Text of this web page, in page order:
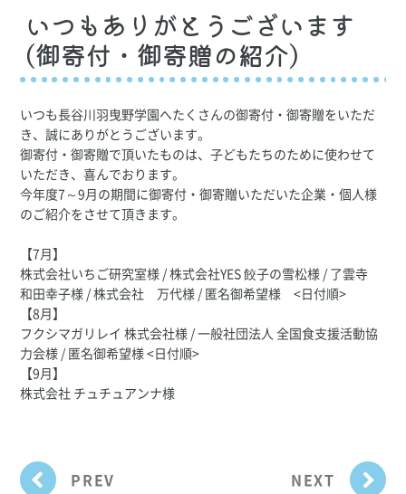
いつもありがとうございます
(御寄付・御寄贈の紹介)
いつも長谷川羽曳野学園へたくさんの御寄付・御寄贈をいただ
き、誠にありがとうございます。
御寄付・御寄贈で頂いたものは、子どもたちのために使わせて
いただき、喜んでおります。
今年度7～9月の期間に御寄付・御寄贈いただいた企業・個人様
のご紹介をさせて頂きます。
【7月】
株式会社いちご研究室様 / 株式会社YES 餃子の雪松様 / 了雲寺
和田幸子様 / 株式会社 万代様 / 匿名御希望様 <日付順>
【8月】
フクシマガリレイ 株式会社様 / 一般社団法人 全国食支援活動協
力会様 / 匿名御希望様 <日付順>
【9月】
株式会社 チュチュアンナ様
PREV NEXT